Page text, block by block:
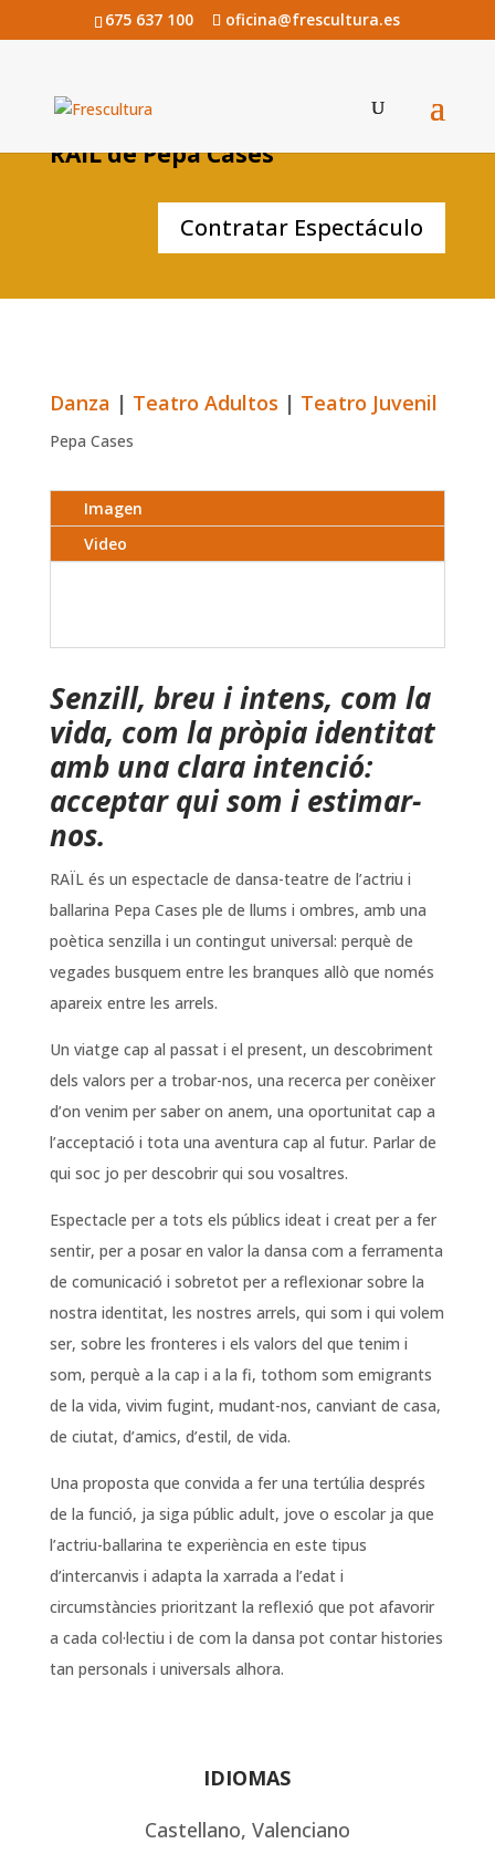
675 637 100 oficina@frescultura.es
RAÏL de Pepa Cases
Contratar Espectáculo
Danza | Teatro Adultos | Teatro Juvenil
Pepa Cases
Imagen
Video
Senzill, breu i intens, com la
vida, com la pròpia identitat
amb una clara intenció:
acceptar qui som i estimar-
nos.
RAÏL és un espectacle de dansa-teatre de l’actriu i
ballarina Pepa Cases ple de llums i ombres, amb una
poètica senzilla i un contingut universal: perquè de
vegades busquem entre les branques allò que només
apareix entre les arrels.
Un viatge cap al passat i el present, un descobriment
dels valors per a trobar-nos, una recerca per conèixer
d’on venim per saber on anem, una oportunitat cap a
l’acceptació i tota una aventura cap al futur. Parlar de
qui soc jo per descobrir qui sou vosaltres.
Espectacle per a tots els públics ideat i creat per a fer
sentir, per a posar en valor la dansa com a ferramenta
de comunicació i sobretot per a reflexionar sobre la
nostra identitat, les nostres arrels, qui som i qui volem
ser, sobre les fronteres i els valors del que tenim i
som, perquè a la cap i a la fi, tothom som emigrants
de la vida, vivim fugint, mudant-nos, canviant de casa,
de ciutat, d’amics, d’estil, de vida.
Una proposta que convida a fer una tertúlia després
de la funció, ja siga públic adult, jove o escolar ja que
l’actriu-ballarina te experiència en este tipus
d’intercanvis i adapta la xarrada a l’edat i
circumstàncies prioritzant la reflexió que pot afavorir
a cada col·lectiu i de com la dansa pot contar histories
tan personals i universals alhora.
IDIOMAS
Castellano, Valenciano